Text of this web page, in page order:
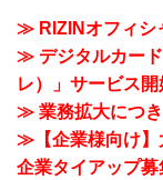
≫ RIZINオフィシ
≫ デジタルカー
レ）」サービス開
≫ 業務拡大につき
≫【企業様向け】
企業タイアップ募